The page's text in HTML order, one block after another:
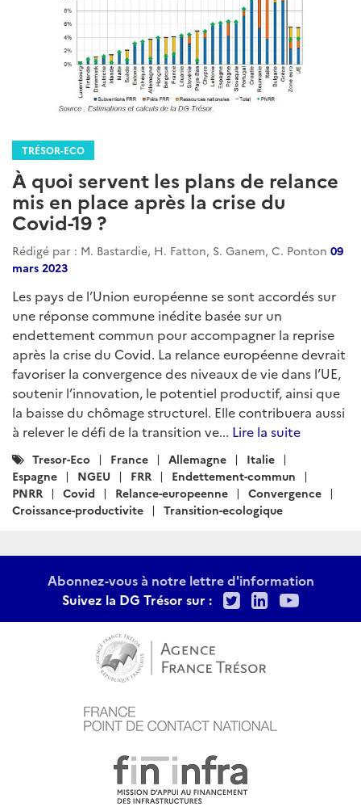
TRÉSOR-ECO
À quoi servent les plans de relance
mis en place après la crise du
Covid-19 ?
Rédigé par : M. Bastardie, H. Fatton, S. Ganem, C. Ponton 09
mars 2023
Les pays de l’Union européenne se sont accordés sur
une réponse commune inédite basée sur un
endettement commun pour accompagner la reprise
après la crise du Covid. La relance européenne devrait
favoriser la convergence des niveaux de vie dans l’UE,
soutenir l’innovation, le potentiel productif, ainsi que
la baisse du chômage structurel. Elle contribuera aussi
à relever le défi de la transition ve... Lire la suite
Catégories
:
Tresor-Eco France Allemagne
Italie
Espagne
NGEU FRR
Endettement-commun
PNRR
Covid Relance-europeenne
Convergence
Croissance-productivite
Transition-ecologique
Abonnez-vous à notre lettre d'information
Suivez la DG Trésor sur :
TwitterLinkedIn